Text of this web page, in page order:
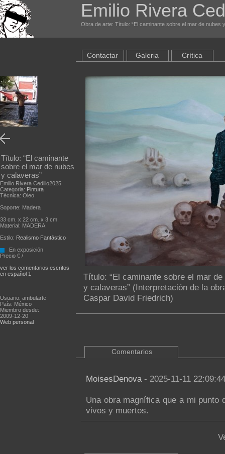
Emilio Rivera
Obra de arte: Título: “El caminante sobre el mar de nubes
Título: “El caminante
sobre el mar de nubes
y calaveras”
Emilio Rivera Cedillo2025
Categoria: Pintura
Técnica: Oleo
Soporte: Madera
33 cm. x 22 cm. x 3 cm.
Material: MADERA
Estilo: Realismo Fantástico
En exposición
Precio € /
ver los comentarios escritos
en español 1
Usuario: ambularte
País: México
Miembro desde:
2009-12-20
Web personal
Contactar Galeria Crítica
Título: “El caminante sobre el mar de
y calaveras” (Interpretación de la
Caspar David Friedrich)
Comentarios
MoisesDenova- 2025-11-11 22:09:44
Una obra magnífica que a mi punto
vivos y muertos.